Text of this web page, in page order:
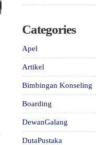
Categories
Apel
Artikel
Bimbingan Konseling
Boarding
DewanGalang
DutaPustaka